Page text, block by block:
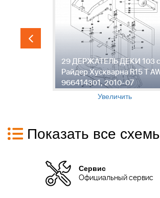
29 ДЕРЖАТЕЛЬ ДЕКИ 103
Райдер Хускварна R15 T
966414301, 2010-07
Увеличить
Показать все
Сервис
Официальный сервис